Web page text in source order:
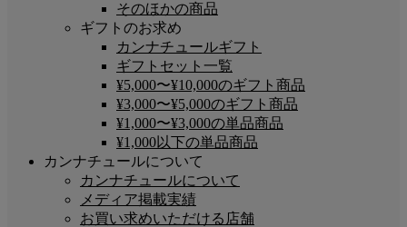
そのほかの商品
ギフトのお求め
カンナチュールギフト
ギフトセット一覧
¥5,000〜¥10,000のギフト商品
¥3,000〜¥5,000のギフト商品
¥1,000〜¥3,000の単品商品
¥1,000以下の単品商品
カンナチュールについて
カンナチュールについて
メディア掲載実績
お買い求めいただける店舗